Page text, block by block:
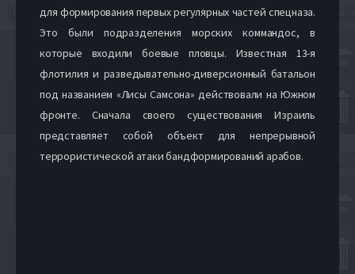
для формирования первых регулярных частей спецназа.
Это были подразделения морских коммандос, в
которые входили боевые пловцы. Известная 13-я
флотилия и разведывательно-диверсионный батальон
под названием «Лисы Самсона» действовали на Южном
фронте. Сначала своего существования Израиль
представляет собой объект для непрерывной
террористической атаки бандформирований арабов.